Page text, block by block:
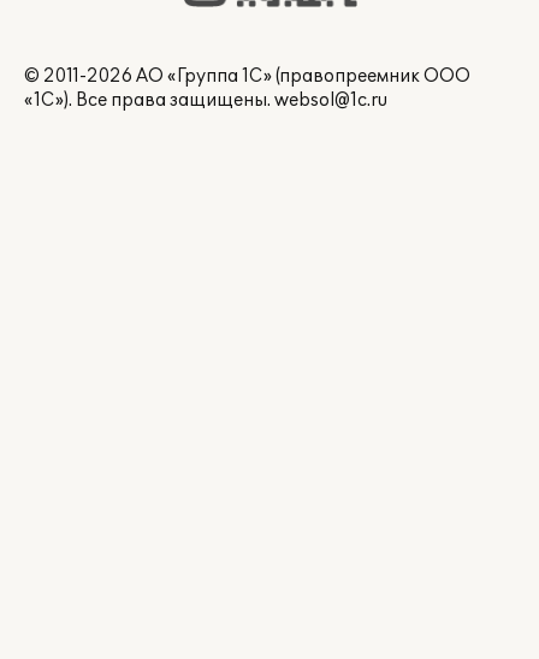
© 2011-2026 АО «Группа 1С» (правопреемник ООО
«1С»). Все права защищены. websol@1c.ru